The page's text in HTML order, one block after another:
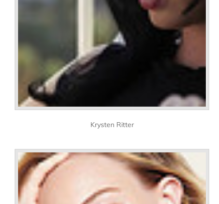
Krysten Ritter